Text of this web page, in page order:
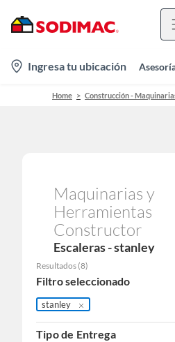
location-
icon
Ingresa tu ubicación
Home Construcción -
Maquinarias y
Herramientas
Constructor
Escaleras - stanley
Resultados (8)
Filtro seleccionado
stanley
Tipo de Entrega